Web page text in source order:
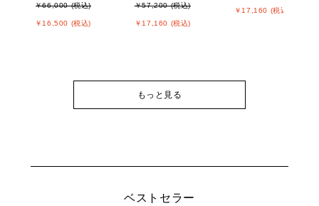
￥66,000 (税込)
￥16,500 (税込)
￥57,200 (税込)
￥17,160 (税込)
￥17,160 (税込)
もっと見る
ベストセラー